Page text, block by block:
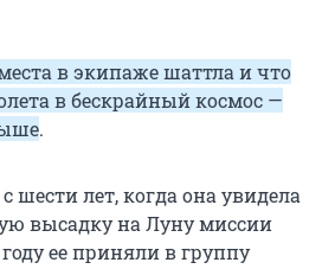
в экипаже шаттла и что
в бескрайный космос —
.
шести лет, когда она увидела
высадку на Луну миссии
ее приняли в группу